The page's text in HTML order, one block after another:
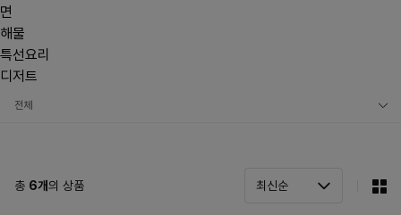
면
해물
특선요리
디저트
전체
총 6개의 상품